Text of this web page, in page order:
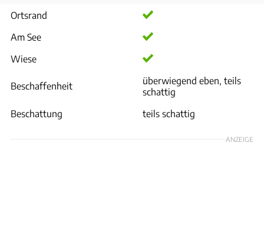
Ortsrand
Am See
Wiese
Beschaffenheit
überwiegend eben, teils
schattig
Beschattung
teils schattig
ANZEIGE